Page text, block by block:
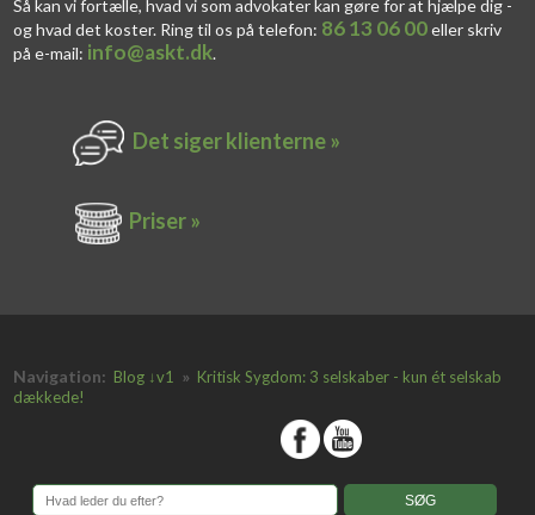
Så kan vi fortælle, hvad vi som advokater kan gøre for at hjælpe dig -
og hvad det koster. Ring til os på telefon: 86 13 06 00eller skriv
på e-mail: info@askt.dk​.​
Det siger k​lienterne​ »
Priser »
Navigation: Blog ↓v1 » Kritisk Sygdom: 3 selskaber - kun ét selskab
dækkede!
​